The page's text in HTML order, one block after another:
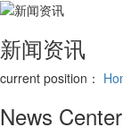
新闻资讯
current position：
News Center